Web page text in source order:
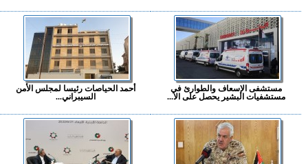
مستشفى الإسعاف والطوارئ في
مستشفيات البشير يحصل على الا...
أحمد الحياصات رئيسا لمجلس الأمن
السيبراني...